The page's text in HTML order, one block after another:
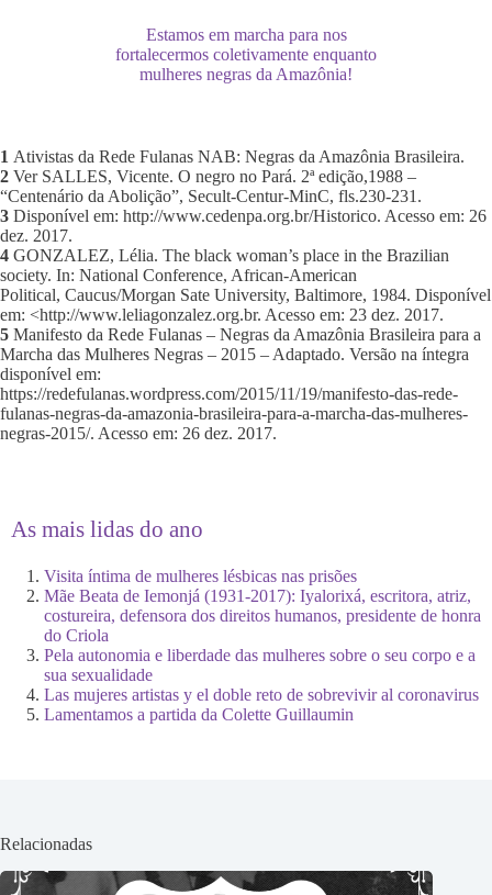
Estamos em marcha para nos
fortalecermos coletivamente enquanto
mulheres negras da Amazônia!
1 Ativistas da Rede Fulanas NAB: Negras da Amazônia Brasileira.
2 Ver SALLES, Vicente. O negro no Pará. 2ª edição,1988 –
“Centenário da Abolição”, Secult-Centur-MinC, fls.230-231.
3 Disponível em: http://www.cedenpa.org.br/Historico. Acesso em: 26
dez. 2017.
4 GONZALEZ, Lélia. The black woman’s place in the Brazilian
society. In: National Conference, African-American
Political, Caucus/Morgan Sate University, Baltimore, 1984. Disponível
em: <http://www.leliagonzalez.org.br. Acesso em: 23 dez. 2017.
5 Manifesto da Rede Fulanas – Negras da Amazônia Brasileira para a
Marcha das Mulheres Negras – 2015 – Adaptado. Versão na íntegra
disponível em:
https://redefulanas.wordpress.com/2015/11/19/manifesto-das-rede-
fulanas-negras-da-amazonia-brasileira-para-a-marcha-das-mulheres-
negras-2015/. Acesso em: 26 dez. 2017.
As mais lidas do ano
Visita íntima de mulheres lésbicas nas prisões
Mãe Beata de Iemonjá (1931-2017): Iyalorixá, escritora, atriz,
costureira, defensora dos direitos humanos, presidente de honra
do Criola
Pela autonomia e liberdade das mulheres sobre o seu corpo e a
sua sexualidade
Las mujeres artistas y el doble reto de sobrevivir al coronavirus
Lamentamos a partida da Colette Guillaumin
Relacionadas